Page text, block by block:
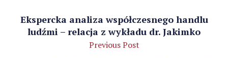
Ekspercka analiza współczesnego handlu
ludźmi – relacja z wykładu dr. Jakimko
Previous Post